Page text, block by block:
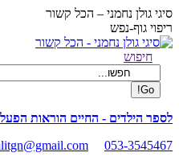
Skip
to
content
סיגי גולן נחמני – הכל קשור
ריפוי גוף-נפש
Facebook
opens
new
window
Search:
חיפוש
לספר הילדים - החיים הוראות
053-3545467